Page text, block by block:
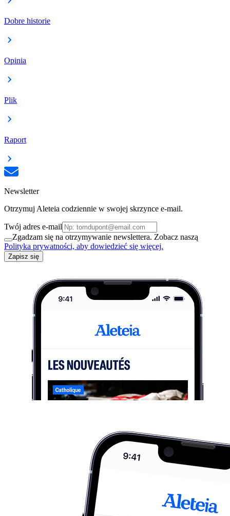
Dobre historie
Opinia
Plik
Raport
Newsletter
Otrzymuj Aleteia codziennie w swojej skrzynce e-mail.
Twój adres e-mail
Zgadzam się na otrzymywanie newslettera. Zobacz naszą
Polityka prywatności, aby dowiedzieć się więcej.
Zapisz się